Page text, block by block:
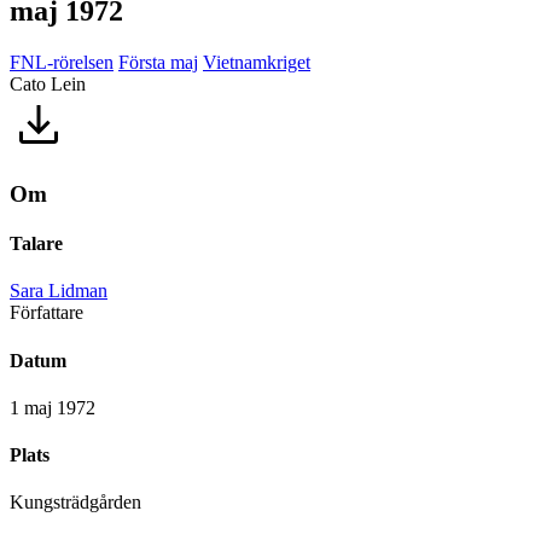
maj 1972
FNL-rörelsen Första maj Vietnamkriget
Cato Lein
Om
Talare
Sara Lidman
Författare
Datum
1 maj 1972
Plats
Kungsträdgården